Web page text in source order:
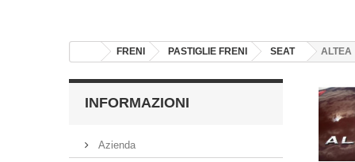
FRENI PASTIGLIE FRENI SEAT ALTEA
INFORMAZIONI
Azienda